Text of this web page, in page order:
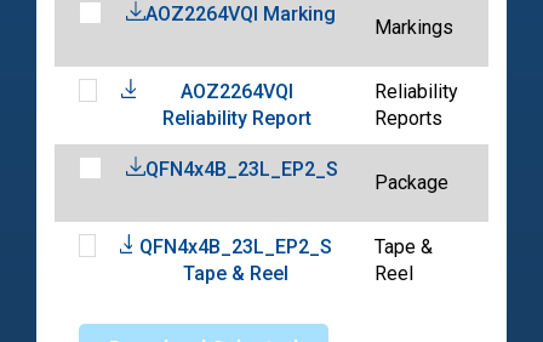
AOZ2264VQI Marking
Markings
AOZ2264VQI
Reliability Report
Reliability
Reports
QFN4x4B_23L_EP2_S
Package
QFN4x4B_23L_EP2_S
Tape & Reel
Tape &
Reel